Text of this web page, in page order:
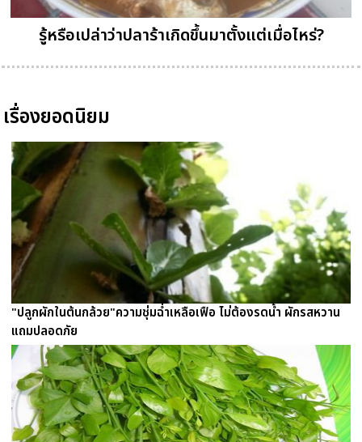
รู้หรือเปล่าว่าปลาร้าเกิดขึ้นมาตั้งแต่เมื่อไหร่?
เรื่องยอดนิยม
"ปลูกผักในต้นกล้วย"ความชุ่มฉ่ำเหลือเฟือ ไม่ต้องรดน้ำ ผักรสหวาน
แถมปลอดภัย